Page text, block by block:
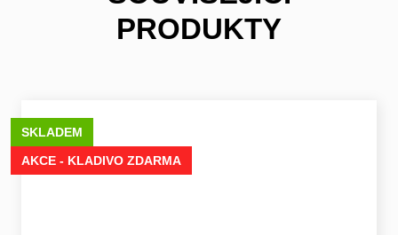
PRODUKTY
SKLADEM
AKCE - KLADIVO ZDARMA